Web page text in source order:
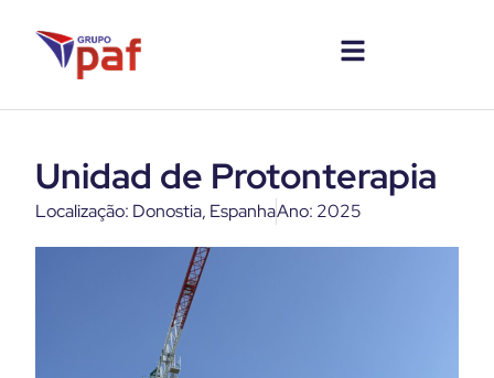
Unidad de Protonterapia
Localização: Donostia, EspanhaAno: 2025